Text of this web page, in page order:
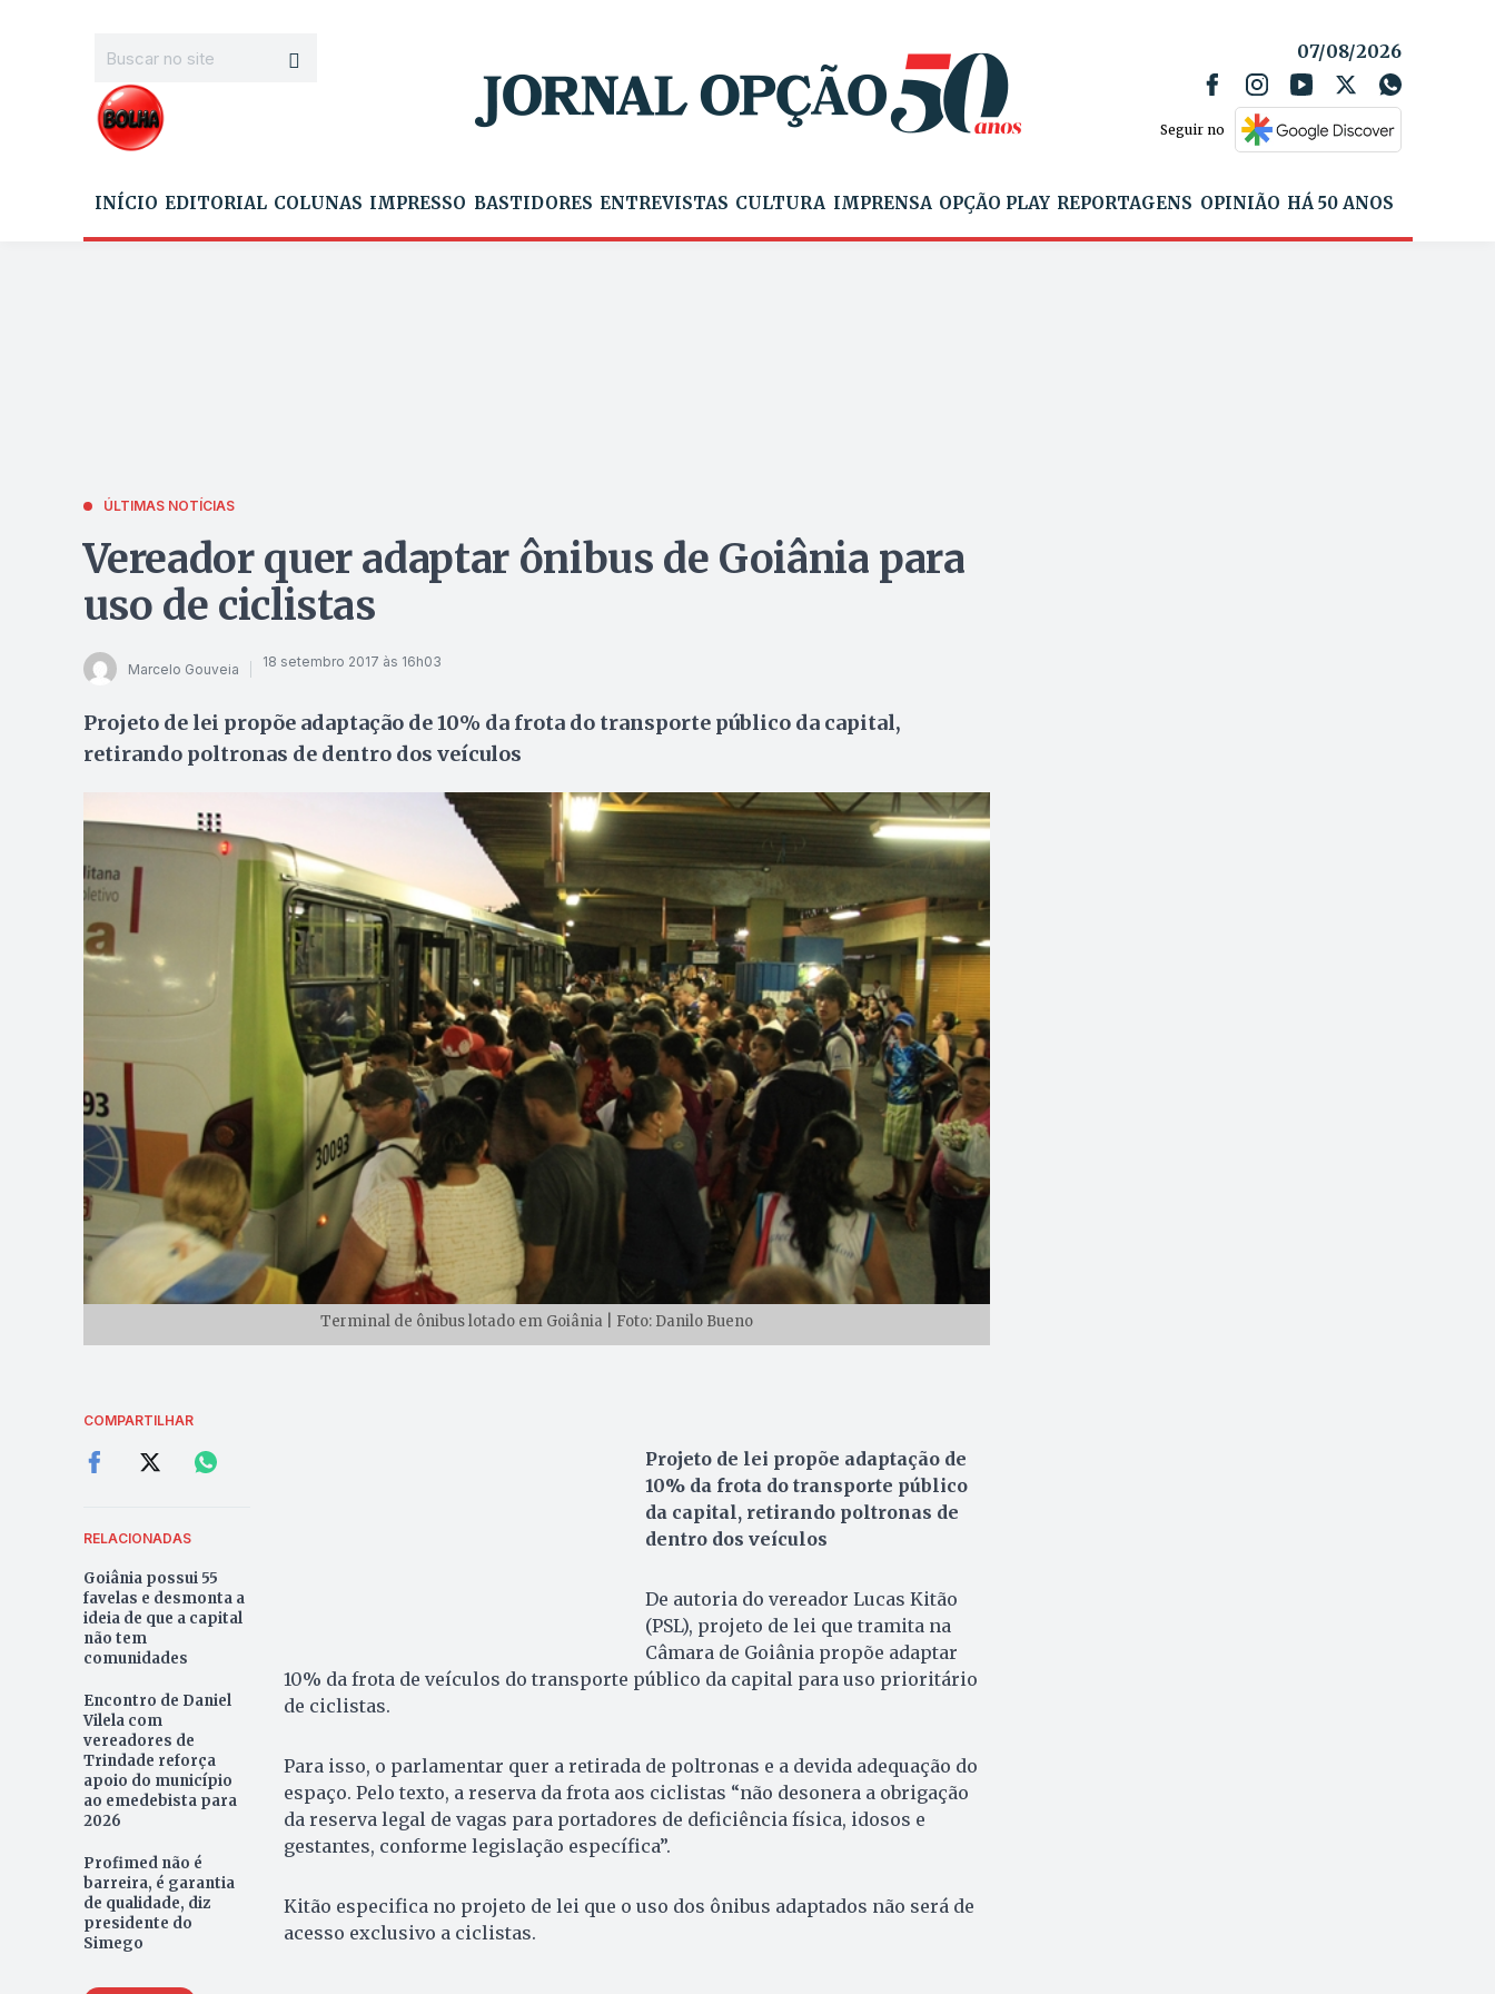
07/08/2026
Seguir no
INÍCIO EDITORIAL COLUNAS IMPRESSO BASTIDORES ENTREVISTAS CULTURA IMPRENSA OPÇÃO PLAY REPORTAGENS OPINIÃO HÁ 50 ANOS
ÚLTIMAS NOTÍCIAS
Vereador quer adaptar ônibus de Goiânia para
uso de ciclistas
Marcelo Gouveia 18 setembro 2017 às 16h03
Projeto de lei propõe adaptação de 10% da frota do transporte público da capital,
retirando poltronas de dentro dos veículos
Terminal de ônibus lotado em Goiânia | Foto: Danilo Bueno
COMPARTILHAR
RELACIONADAS
Goiânia possui 55
favelas e desmonta a
ideia de que a capital
não tem
comunidades
Encontro de Daniel
Vilela com
vereadores de
Trindade reforça
apoio do município
ao emedebista para
2026
Profimed não é
barreira, é garantia
de qualidade, diz
presidente do
Simego
Projeto de lei propõe adaptação de
10% da frota do transporte público
da capital, retirando poltronas de
dentro dos veículos
De autoria do vereador Lucas Kitão
(PSL), projeto de lei que tramita na
Câmara de Goiânia propõe adaptar
10% da frota de veículos do transporte público da capital para uso prioritário
de ciclistas.
Para isso, o parlamentar quer a retirada de poltronas e a devida adequação do
espaço. Pelo texto, a reserva da frota aos ciclistas “não desonera a obrigação
da reserva legal de vagas para portadores de deficiência física, idosos e
gestantes, conforme legislação específica”.
Kitão especifica no projeto de lei que o uso dos ônibus adaptados não será de
acesso exclusivo a ciclistas.